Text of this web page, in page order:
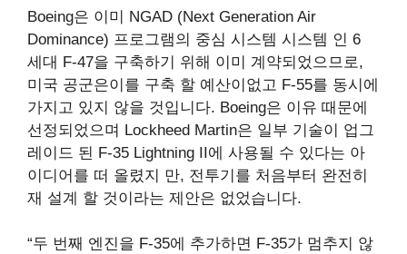
Boeing은 이미 NGAD (Next Generation Air
Dominance) 프로그램의 중심 시스템 시스템 인 6
세대 F-47을 구축하기 위해 이미 계약되었으므로,
미국 공군은이를 구축 할 예산이없고 F-55를 동시에
가지고 있지 않을 것입니다. Boeing은 이유 때문에
선정되었으며 Lockheed Martin은 일부 기술이 업그
레이드 된 F-35 Lightning II에 사용될 수 있다는 아
이디어를 떠 올렸지 만, 전투기를 처음부터 완전히
재 설계 할 것이라는 제안은 없었습니다.
“두 번째 엔진을 F-35에 추가하면 F-35가 멈추지 않